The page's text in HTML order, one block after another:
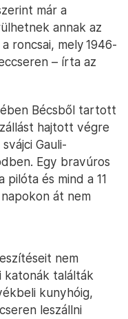
már a
annak az
roncsai, mely 1946-
– írta az
Bécsből tartott
hajtott végre
Gauli-
Egy bravúros
és mind a 11
át nem
nem
katonák találták
kunyhóig,
leszállni